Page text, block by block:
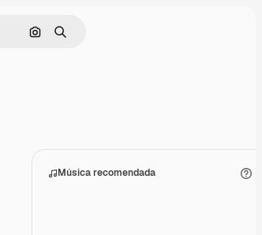
Buscar por imagen
Buscar
Música recomendada